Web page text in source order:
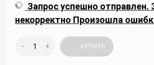
Запрос успешно отправлен.
некорректно Произошла
- + КУПИТЬ